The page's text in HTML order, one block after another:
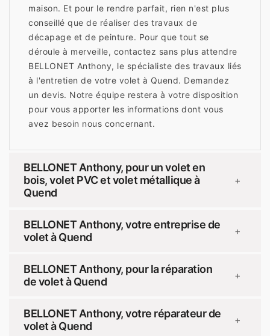
maison. Et pour le rendre parfait, rien n'est plus
conseillé que de réaliser des travaux de
décapage et de peinture. Pour que tout se
déroule à merveille, contactez sans plus attendre
BELLONET Anthony, le spécialiste des travaux liés
à l'entretien de votre volet à Quend. Demandez
un devis. Notre équipe restera à votre disposition
pour vous apporter les informations dont vous
avez besoin nous concernant.
BELLONET Anthony, pour un volet en
bois, volet PVC et volet métallique à
Quend
+
BELLONET Anthony, votre entreprise de
volet à Quend
+
BELLONET Anthony, pour la réparation
de volet à Quend
+
BELLONET Anthony, votre réparateur de
volet à Quend
+